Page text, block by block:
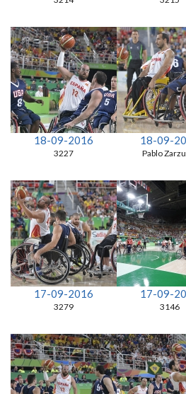
18-09-2016
3227
18-09-
Pablo
17-09-2016
3279
17-09-
3146